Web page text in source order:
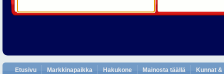
Etusivu Markkinapaikka Hakukone Mainosta täällä Kunnat